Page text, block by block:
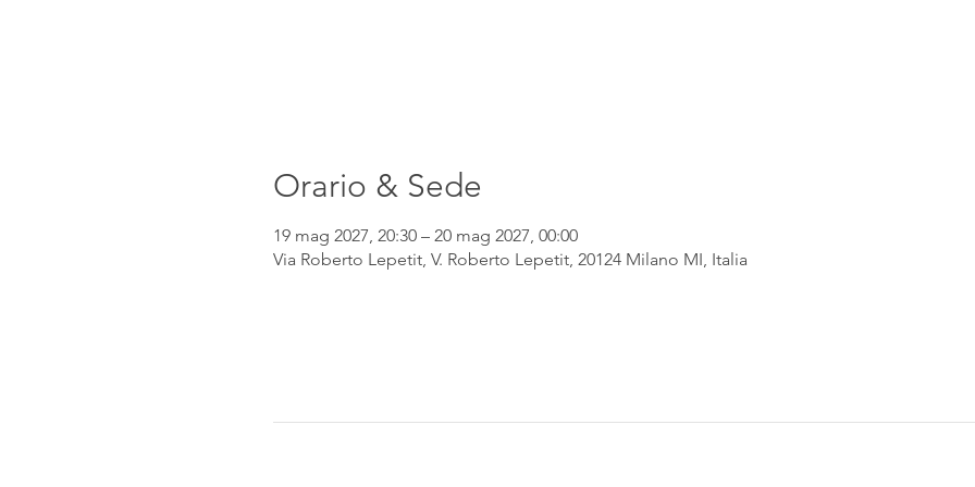
Orario & Sede
19 mag 2027, 20:30 – 20 mag 2027, 00:00
Via Roberto Lepetit, V. Roberto Lepetit, 20124 Milano MI, Italia